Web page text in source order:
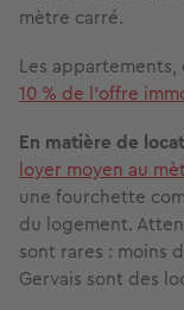
mètre carré.
Les appartements,
10 % de l’offre
En matière de
loyer moyen au
une fourchette
du logement.
sont rares : moins
Gervais sont des